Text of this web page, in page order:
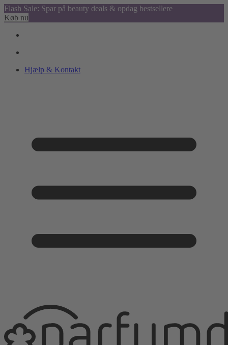
Flash Sale: Spar på beauty deals & opdag bestsellere
Køb nu
Hjælp & Kontakt